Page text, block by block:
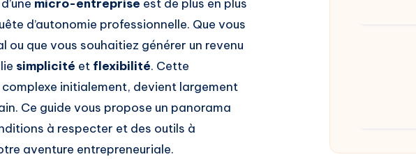
micro-entreprise est de plus en plus
d’autonomie professionnelle. Que vous
ou que vous souhaitiez générer un revenu
simplicité et flexibilité. Cette
complexe initialement, devient largement
Ce guide vous propose un panorama
à respecter et des outils à
aventure entrepreneuriale.
biographie